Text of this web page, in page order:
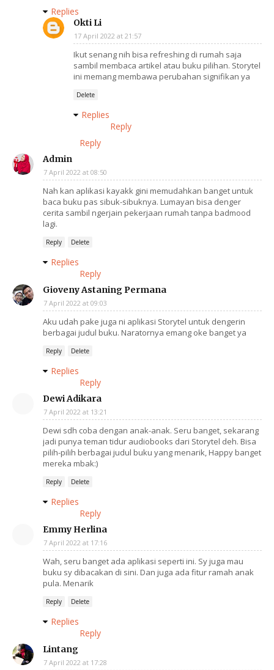
Replies
Okti Li
17 April 2022 at 21:57
Ikut senang nih bisa refreshing di rumah saja
sambil membaca artikel atau buku pilihan. Storytel
ini memang membawa perubahan signifikan ya
Delete
Replies
Reply
Reply
Admin
7 April 2022 at 08:50
Nah kan aplikasi kayakk gini memudahkan banget untuk
baca buku pas sibuk-sibuknya. Lumayan bisa denger
cerita sambil ngerjain pekerjaan rumah tanpa badmood
lagi.
Reply Delete
Replies
Reply
Gioveny Astaning Permana
7 April 2022 at 09:03
Aku udah pake juga ni aplikasi Storytel untuk dengerin
berbagai judul buku. Naratornya emang oke banget ya
Reply Delete
Replies
Reply
Dewi Adikara
7 April 2022 at 13:21
Dewi sdh coba dengan anak-anak. Seru banget, sekarang
jadi punya teman tidur audiobooks dari Storytel deh. Bisa
pilih-pilih berbagai judul buku yang menarik, Happy banget
mereka mbak:)
Reply Delete
Replies
Reply
Emmy Herlina
7 April 2022 at 17:16
Wah, seru banget ada aplikasi seperti ini. Sy juga mau
buku sy dibacakan di sini. Dan juga ada fitur ramah anak
pula. Menarik
Reply Delete
Replies
Reply
Lintang
7 April 2022 at 17:28